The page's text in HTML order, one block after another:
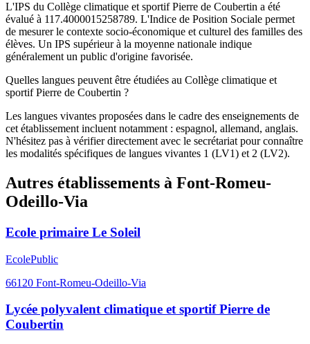
L'IPS du Collège climatique et sportif Pierre de Coubertin a été
évalué à 117.4000015258789. L'Indice de Position Sociale permet
de mesurer le contexte socio-économique et culturel des familles des
élèves. Un IPS supérieur à la moyenne nationale indique
généralement un public d'origine favorisée.
Quelles langues peuvent être étudiées au Collège climatique et
sportif Pierre de Coubertin ?
Les langues vivantes proposées dans le cadre des enseignements de
cet établissement incluent notamment : espagnol, allemand, anglais.
N'hésitez pas à vérifier directement avec le secrétariat pour connaître
les modalités spécifiques de langues vivantes 1 (LV1) et 2 (LV2).
Autres établissements à Font-Romeu-
Odeillo-Via
Ecole primaire Le Soleil
EcolePublic
66120 Font-Romeu-Odeillo-Via
Lycée polyvalent climatique et sportif Pierre de
Coubertin